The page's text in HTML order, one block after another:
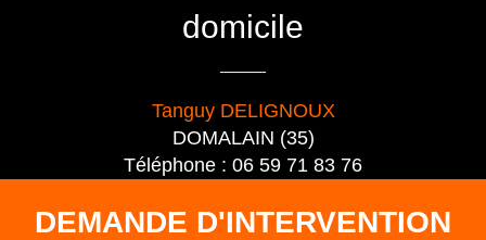
domicile
Tanguy DELIGNOUX
DOMALAIN (35)
Téléphone : 06 59 71 83 76
DEMANDE D'INTERVENTION